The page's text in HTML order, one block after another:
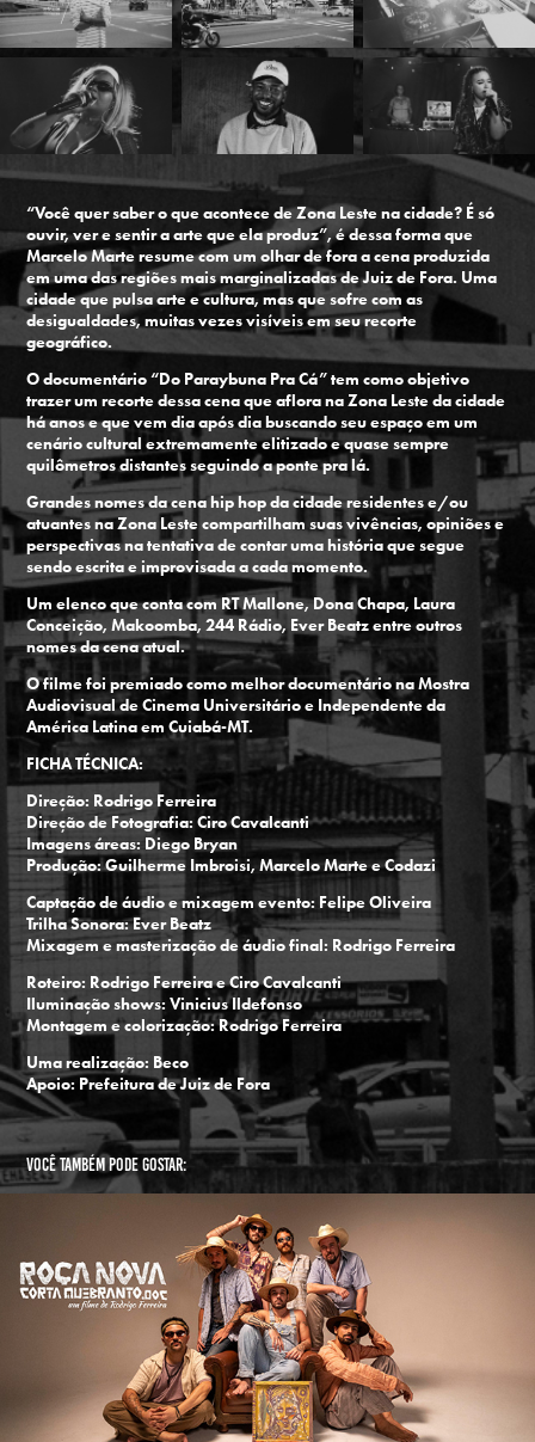
“Você quer saber o que acontece de Zona Leste na cidade? É só
ouvir, ver e sentir a arte que ela produz”, é dessa forma que
Marcelo Marte resume com um olhar de fora a cena produzida
em uma das regiões mais marginalizadas de Juiz de Fora. Uma
cidade que pulsa arte e cultura, mas que sofre com as
desigualdades, muitas vezes visíveis em seu recorte
geográfico.
O documentário “Do Paraybuna Pra Cá” tem como objetivo
trazer um recorte dessa cena que aflora na Zona Leste da cidade
há anos e que vem dia após dia buscando seu espaço em um
cenário cultural extremamente elitizado e quase sempre
quilômetros distantes seguindo a ponte pra lá.
Grandes nomes da cena hip hop da cidade residentes e/ou
atuantes na Zona Leste compartilham suas vivências, opiniões e
perspectivas na tentativa de contar uma história que segue
sendo escrita e improvisada a cada momento.
Um elenco que conta com RT Mallone, Dona Chapa, Laura
Conceição, Makoomba, 244 Rádio, Ever Beatz entre outros
nomes da cena atual.
O filme foi premiado como melhor documentário na Mostra
Audiovisual de Cinema Universitário e Independente da
América Latina em Cuiabá-MT.
FICHA TÉCNICA:
Direção: Rodrigo Ferreira
Direção de Fotografia: Ciro Cavalcanti
Imagens áreas: Diego Bryan
Produção: Guilherme Imbroisi, Marcelo Marte e Codazi
Captação de áudio e mixagem evento: Felipe Oliveira
Trilha Sonora: Ever Beatz
Mixagem e masterização de áudio final: Rodrigo Ferreira
Roteiro: Rodrigo Ferreira e Ciro Cavalcanti
Iluminação shows: Vinicius Ildefonso
Montagem e colorização: Rodrigo Ferreira
Uma realização: Beco
Apoio: Prefeitura de Juiz de Fora
Você também pode gostar:
Corta Quebranto.Doc
2025